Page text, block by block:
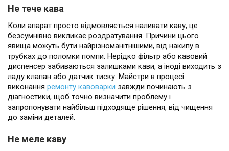
Не тече кава
Коли апарат просто відмовляється наливати каву, це
безсумнівно викликає роздратування. Причини цього
явища можуть бути найрізноманітнішими, від накипу в
трубках до поломки помпи. Нерідко фільтр або кавовий
диспенсер забиваються залишками кави, а іноді виходить з
ладу клапан або датчик тиску. Майстри в процесі
виконання ремонту кавоварки завжди починають з
діагностики, щоб точно визначити проблему і
запропонувати найбільш підходяще рішення, від чищення
до заміни деталей.
Не меле каву